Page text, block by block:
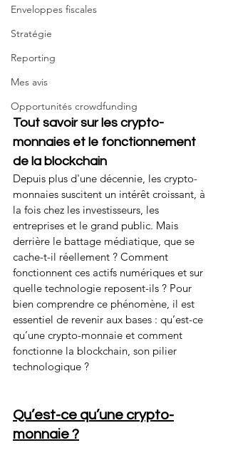
Enveloppes fiscales
Stratégie
Reporting
Mes avis
Opportunités crowdfunding
Tout savoir sur les crypto-
monnaies et le fonctionnement
de la blockchain
Depuis plus d'une décennie, les crypto-
monnaies suscitent un intérêt croissant, à
la fois chez les investisseurs, les
entreprises et le grand public. Mais
derrière le battage médiatique, que se
cache-t-il réellement ? Comment
fonctionnent ces actifs numériques et sur
quelle technologie reposent-ils ? Pour
bien comprendre ce phénomène, il est
essentiel de revenir aux bases : qu’est-ce
qu’une crypto-monnaie et comment
fonctionne la blockchain, son pilier
technologique ?
Qu’est-ce qu’une crypto-
monnaie ?